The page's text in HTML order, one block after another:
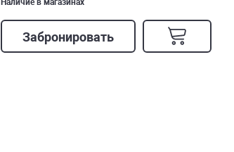
Наличие в магазинах
Забронировать